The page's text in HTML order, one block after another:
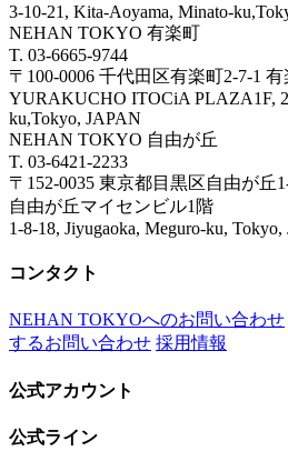
3-10-21, Kita-Aoyama, Minato-
NEHAN TOKYO 有楽町
T. 03-6665-9744
〒100-0006 千代田区有楽町2-7-1
YURAKUCHO ITOCiA PLAZA1F,
ku,Tokyo, JAPAN
NEHAN TOKYO 自由が丘
T. 03-6421-2233
〒152-0035 東京都目黒区自由が丘
自由が丘マイセンビル1階
1-8-18, Jiyugaoka, Meguro-ku,
コンタクト
NEHAN TOKYOへのお問い合わせ
するお問い合わせ 採用情報
公式アカウント
公式ライン